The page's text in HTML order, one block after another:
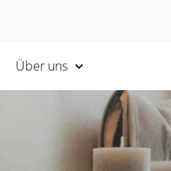
Über uns